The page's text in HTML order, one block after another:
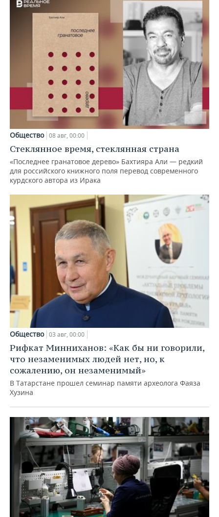
Общество 08 авг, 00:00
Стеклянное время, стеклянная страна
«Последнее гранатовое дерево» Бахтияра Али — редкий
для российского книжного поля перевод современного
курдского автора из Ирака
Общество 03 авг, 00:00
Рифкат Минниханов: «Как бы ни говорили,
что незаменимых людей нет, но, к
сожалению, он незаменимый»
В Татарстане прошел семинар памяти археолога Фаяза
Хузина